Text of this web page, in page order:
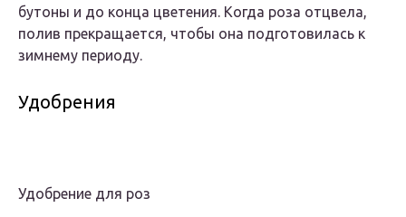
бутоны и до конца цветения. Когда роза отцвела,
полив прекращается, чтобы она подготовилась к
зимнему периоду.
Удобрения
Удобрение для роз